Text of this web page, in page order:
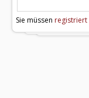
Sie müssen registriert